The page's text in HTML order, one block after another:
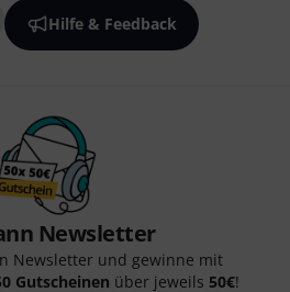
Hilfe & Feedback
Newsletter
Newsletter und gewinne mit
Gutscheinen über jeweils 50€!